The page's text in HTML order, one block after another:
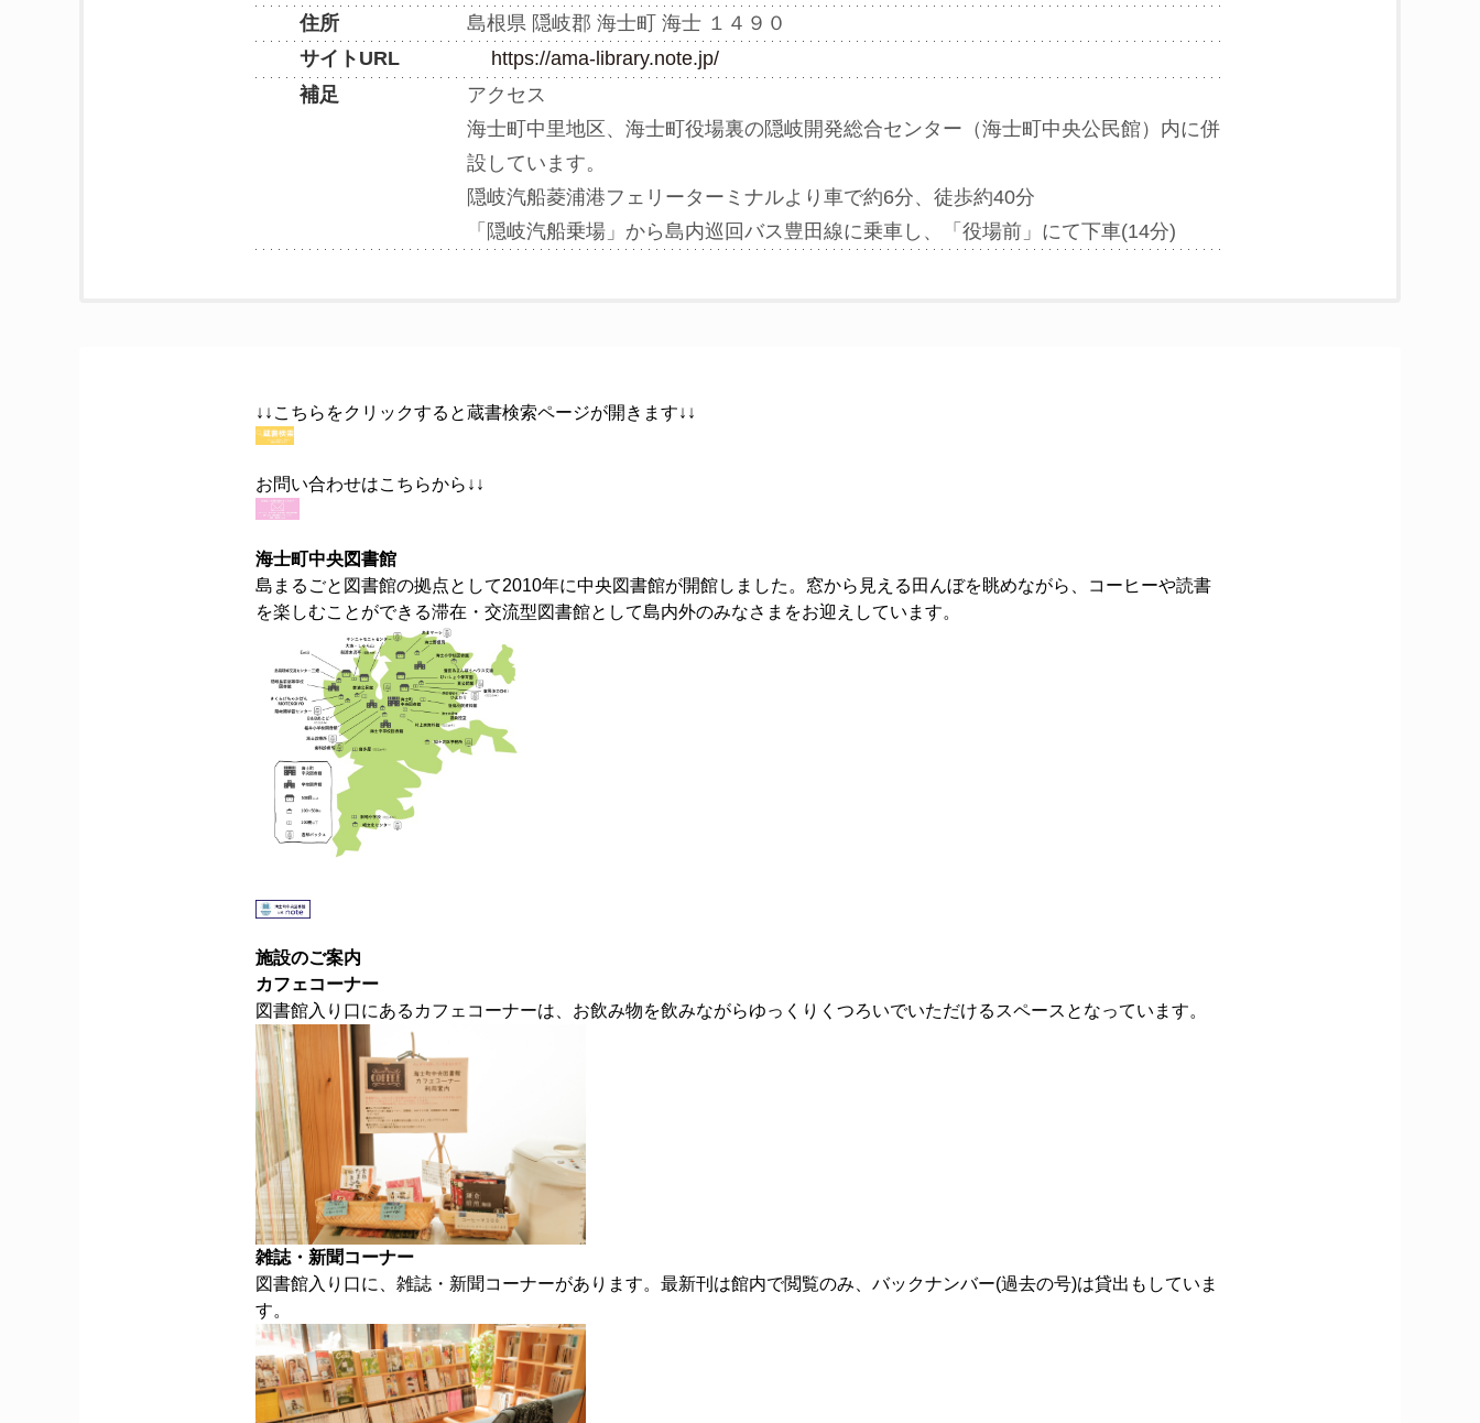
住所
島根県 隠岐郡 海士町 海士 １４９０
サイトURL
https://ama-library.note.jp/
補足
アクセス
海士町中里地区、海士町役場裏の隠岐開発総合センター（海士町中央公民館）内に併
設しています。
隠岐汽船菱浦港フェリーターミナルより車で約6分、徒歩約40分
「隠岐汽船乗場」から島内巡回バス豊田線に乗車し、「役場前」にて下車(14分)
↓↓こちらをクリックすると蔵書検索ページが開きます↓↓
お問い合わせはこちらから↓↓
海士町中央図書館
島まるごと図書館の拠点として2010年に中央図書館が開館しました。窓から見える田んぼを眺めながら、コーヒーや読書
を楽しむことができる滞在・交流型図書館として島内外のみなさまをお迎えしています。
施設のご案内
カフェコーナー
図書館入り口にあるカフェコーナーは、お飲み物を飲みながらゆっくりくつろいでいただけるスペースとなっています。
雑誌・新聞コーナー
図書館入り口に、雑誌・新聞コーナーがあります。最新刊は館内で閲覧のみ、バックナンバー(過去の号)は貸出もしていま
す。